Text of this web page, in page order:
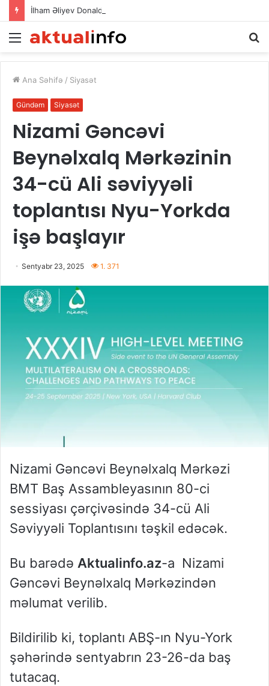
İlham Əliyev Donald Trampla danışdı
Menu
Ana Səhifə / Siyasət
Gündəm Siyasət
Nizami Gəncəvi
Beynəlxalq Mərkəzinin
34-cü Ali səviyyəli
toplantısı Nyu-Yorkda
işə başlayır
Sentyabr 23, 2025 1. 371
Nizami Gəncəvi Beynəlxalq Mərkəzi
BMT Baş Assambleyasının 80-ci
sessiyası çərçivəsində 34-cü Ali
Səviyyəli Toplantısını təşkil edəcək.
Bu barədə Aktualinfo.az-a Nizami
Gəncəvi Beynəlxalq Mərkəzindən
məlumat verilib.
Bildirilib ki, toplantı ABŞ-ın Nyu-York
şəhərində sentyabrın 23-26-da baş
tutacaq.